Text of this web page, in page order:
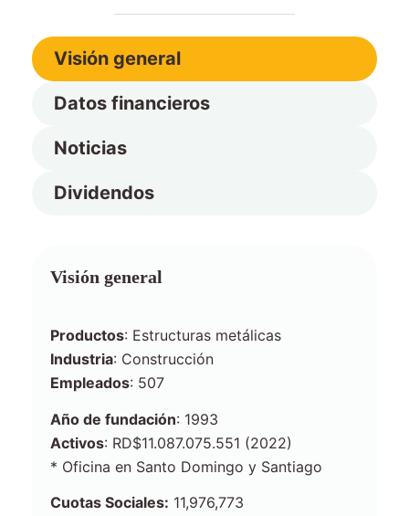
Visión general
Datos financieros
Noticias
Dividendos
Visión general
Productos: Estructuras metálicas
Industria: Construcción
Empleados: 507
Año de fundación: 1993
Activos: RD$11.087.075.551 (2022)
* Oficina en Santo Domingo y Santiago
Cuotas Sociales: 11,976,773